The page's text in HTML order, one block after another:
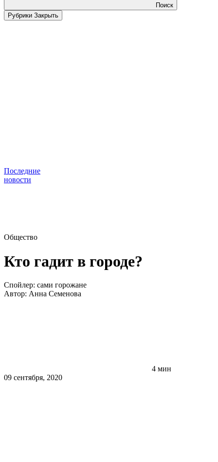
Поиск
Рубрики Закрыть
Последние
новости
Общество
Кто гадит в городе?
Спойлер: сами горожане
Автор: Анна Семенова
4 мин
09 сентября, 2020